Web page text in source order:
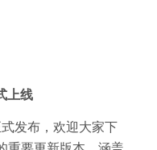
上线
发布，欢迎大家下